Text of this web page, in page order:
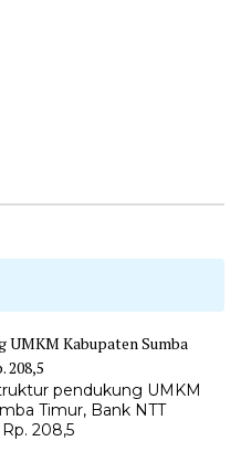
pendukung UMKM
Timur, Bank NTT
208,5